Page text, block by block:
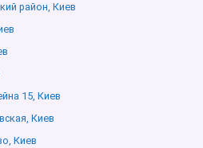
район, Киев
15, Киев
Киев
Киев